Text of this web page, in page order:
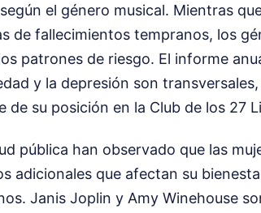
el género musical. Mientras
de fallecimientos tempranos, los
patrones de riesgo. El informe
y la depresión son
de su posición en la Club de los 27
pública han observado que las
adicionales que afectan su
Janis Joplin y Amy Winehouse